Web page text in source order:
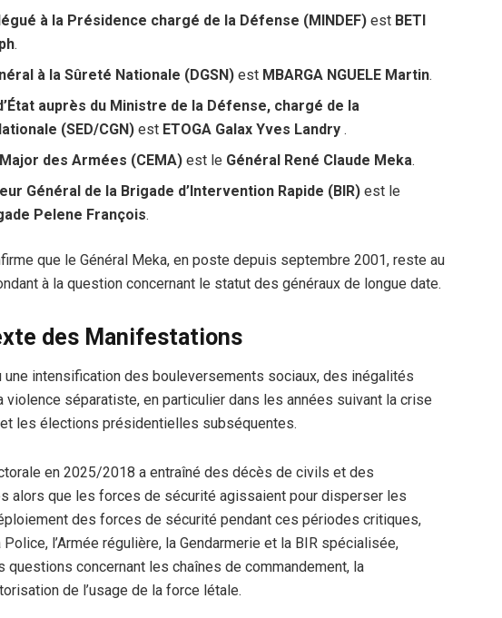
à la Présidence chargé de la Défense (MINDEF) est BETI
.
à la Sûreté Nationale (DGSN) est MBARGA NGUELE Martin.
auprès du Ministre de la Défense, chargé de la
(SED/CGN) est ETOGA Galax Yves Landry .
des Armées (CEMA) est le Général René Claude Meka.
Général de la Brigade d’Intervention Rapide (BIR) est le
Pelene François.
que le Général Meka, en poste depuis septembre 2001, reste au
à la question concernant le statut des généraux de longue date.
des Manifestations
une intensification des bouleversements sociaux, des inégalités
violence séparatiste, en particulier dans les années suivant la crise
les élections présidentielles subséquentes.
en 2025/2018 a entraîné des décès de civils et des
alors que les forces de sécurité agissaient pour disperser les
des forces de sécurité pendant ces périodes critiques,
l’Armée régulière, la Gendarmerie et la BIR spécialisée,
questions concernant les chaînes de commandement, la
de l’usage de la force létale.